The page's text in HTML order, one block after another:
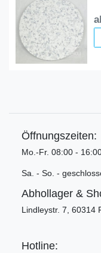
Öffnungszeiten:
Mo.-Fr. 08:00 -
Sa. - So. -
Abhollager &
Lindleystr. 7, 60314
Hotline: